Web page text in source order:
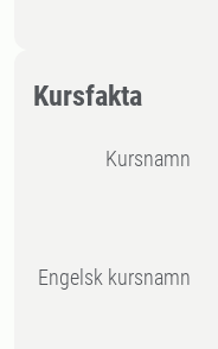
Kursfakta
Kursnamn
Engelsk kursnamn